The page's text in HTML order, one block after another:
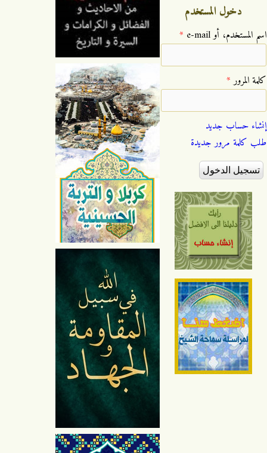
دخول المستخدم
‏اسم المستخدم، أو e-mail ‏ *
‏كلمة المرور ‏*
إنشاء حساب جديد
طلب كلمة مرور جديدة